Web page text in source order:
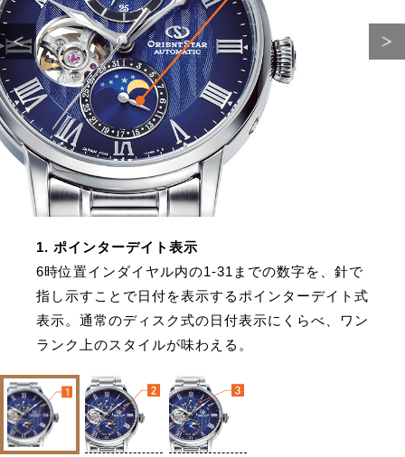
1. ポインターデイト表示
6時位置インダイヤル内の1-31までの数字を、針で
指し示すことで日付を表示するポインターデイト式
表示。通常のディスク式の日付表示にくらべ、ワン
ランク上のスタイルが味わえる。